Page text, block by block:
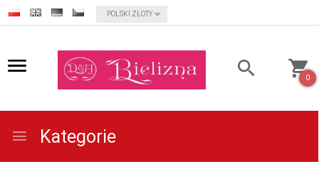
currency_h
POLSKI ZŁOTY
0
Kategorie